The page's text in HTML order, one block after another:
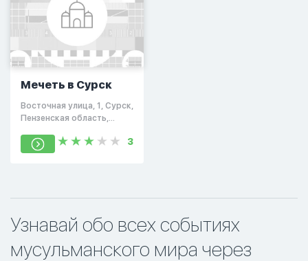
Мечеть в Сурск
Восточная улица, 1, Сурск,
Пензенская область,
3
Узнавай обо всех событиях
мусульманского мира через